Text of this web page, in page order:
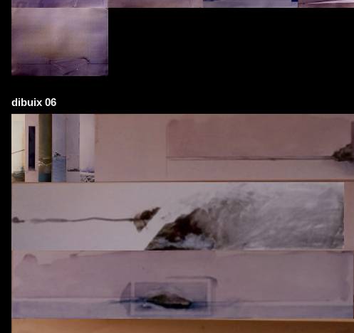
dibuix 06